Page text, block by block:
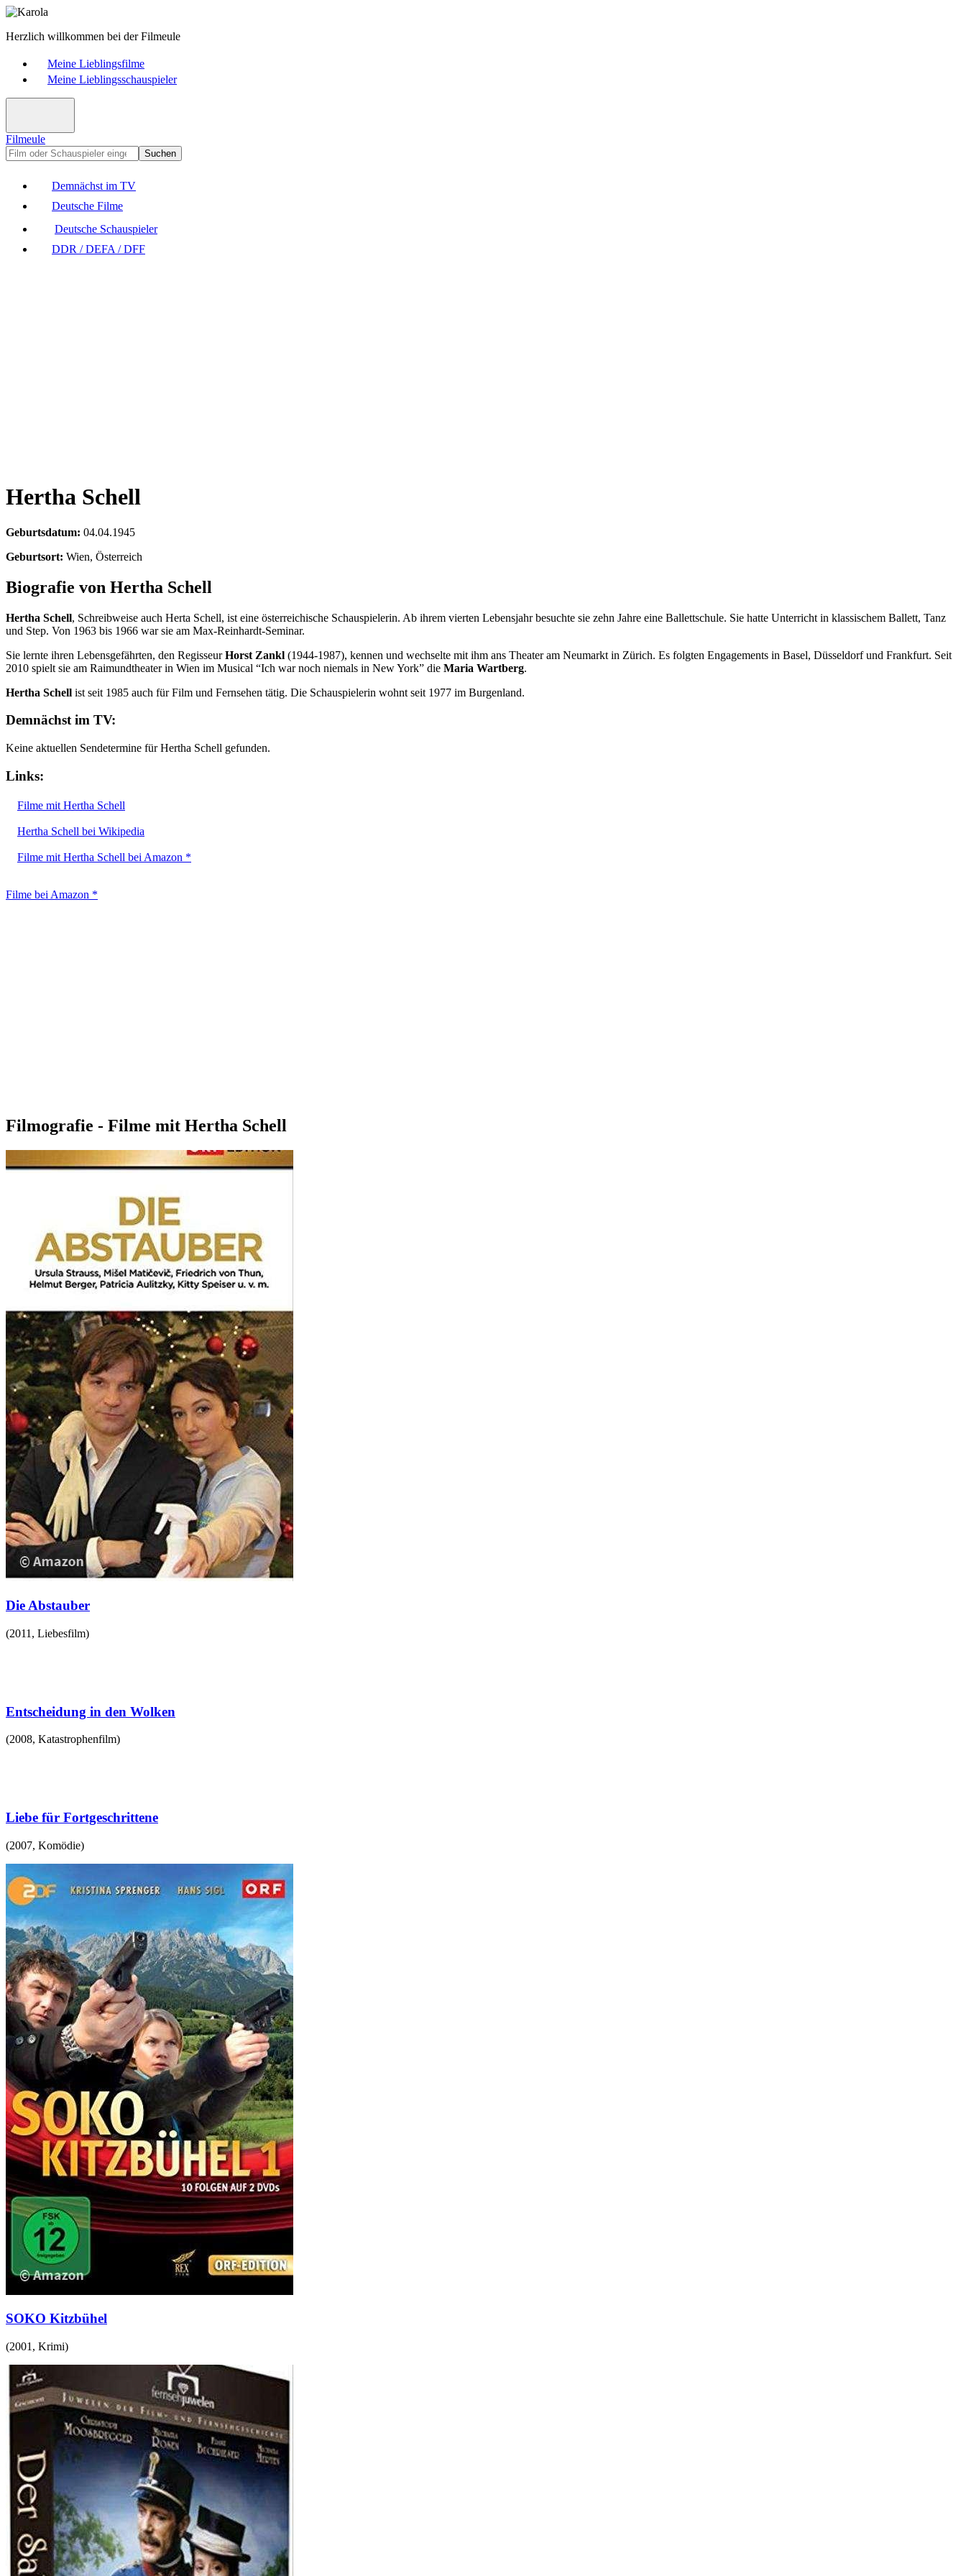
Herzlich willkommen bei der Filmeule
Meine Lieblingsfilme
Meine Lieblingsschauspieler
Filmeule
Suchen
Demnächst im TV
Deutsche Filme
Deutsche Schauspieler
DDR / DEFA / DFF
Hertha Schell
Geburtsdatum: 04.04.1945
Geburtsort: Wien, Österreich
Biografie von Hertha Schell
Hertha Schell, Schreibweise auch Herta Schell, ist eine österreichische Schauspielerin. Ab ihrem vierten Lebensjahr besuchte sie zehn Jahre eine Ballettschule. Sie hatte Unterricht in klassischem Ballett, Tanz
und Step. Von 1963 bis 1966 war sie am Max-Reinhardt-Seminar.
Sie lernte ihren Lebensgefährten, den RegisseurHorst Zankl (1944-1987), kennen und wechselte mit ihm ans Theater am Neumarkt in Zürich. Es folgten Engagements in Basel, Düsseldorf und Frankfurt. Seit
2010 spielt sie am Raimundtheater in Wien im Musical “Ich war noch niemals in New York” die Maria Wartberg.
Hertha Schell ist seit 1985 auch für Film und Fernsehen tätig. Die Schauspielerin wohnt seit 1977 im Burgenland.
Demnächst im TV:
Keine aktuellen Sendetermine für Hertha Schell gefunden.
Links:
Filme mit Hertha Schell
Hertha Schell bei Wikipedia
Filme mit Hertha Schell bei Amazon *
Filme bei Amazon *
Filmografie - Filme mit Hertha Schell
Die Abstauber
(2011 , Liebesfilm)
Entscheidung in den Wolken
(2008, Katastrophenfilm)
Liebe für Fortgeschrittene
(2007, Komödie)
SOKO Kitzbühel
(2001 , Krimi)